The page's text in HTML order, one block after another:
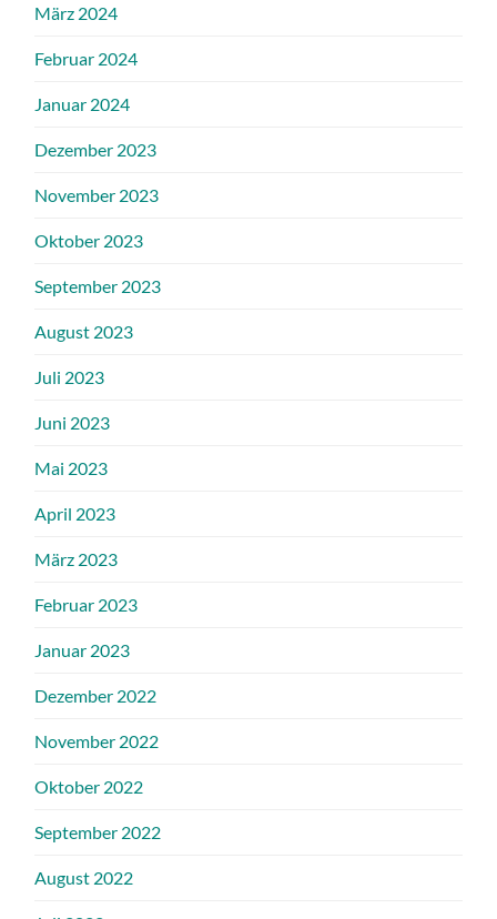
März 2024
Februar 2024
Januar 2024
Dezember 2023
November 2023
Oktober 2023
September 2023
August 2023
Juli 2023
Juni 2023
Mai 2023
April 2023
März 2023
Februar 2023
Januar 2023
Dezember 2022
November 2022
Oktober 2022
September 2022
August 2022